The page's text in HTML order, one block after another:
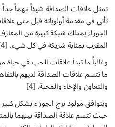
تمثل علاقات الصداقة شيئاً مهماً
تأتي في مقدمة أولوياته قبل حتى
الجوزاء يمتلك شبكة كبيرة من
المقرب بمثابة شريكه في كل شيء. [4]
وغالباً ما تبدأ علاقات الحب في حياة
ما تتسم علاقات الصداقة لديهم
والتعاون والإخاء والمحبة. [4]
ويتوافق مولود برج الجوزاء بشكل
حيث تتسم علاقة الصداقة بينهما